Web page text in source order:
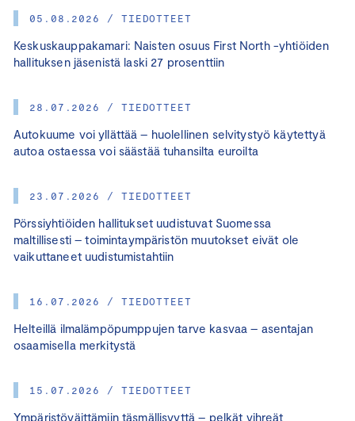
05.08.2026 / TIEDOTTEET
Keskuskauppakamari: Naisten osuus First North -yhtiöiden
hallituksen jäsenistä laski 27 prosenttiin
28.07.2026 / TIEDOTTEET
Autokuume voi yllättää – huolellinen selvitystyö käytettyä
autoa ostaessa voi säästää tuhansilta euroilta
23.07.2026 / TIEDOTTEET
Pörssiyhtiöiden hallitukset uudistuvat Suomessa
maltillisesti – toimintaympäristön muutokset eivät ole
vaikuttaneet uudistumistahtiin
16.07.2026 / TIEDOTTEET
Helteillä ilmalämpöpumppujen tarve kasvaa – asentajan
osaamisella merkitystä
15.07.2026 / TIEDOTTEET
Ympäristöväittämiin täsmällisyyttä – pelkät vihreät